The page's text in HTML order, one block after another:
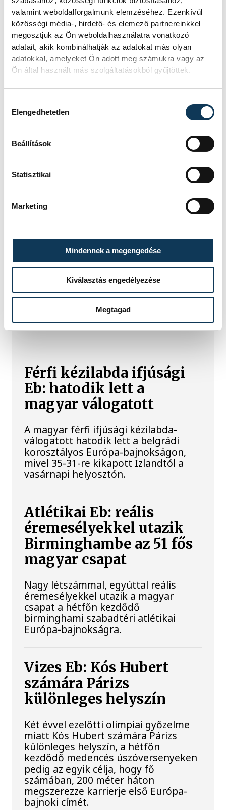
valamint weboldalforgalmunk elemzéséhez. Ezenkívül
közösségi média-, hirdető- és elemező partnereinkkel
megosztjuk az Ön weboldalhasználatra vonatkozó
adatait, akik kombinálhatják az adatokat más olyan
adatokkal, amelyeket Ön adott meg számukra vagy az
Ön által használt más szolgáltatásokból gyűjtöttek.
Elengedhetetlen
Beállítások
Statisztikai
Marketing
Mindennek a megengedése
Kiválasztás engedélyezése
Megtagad
Rá sem ismerünk Európára,
kontinensszerte rekordokat dönt a
hőség. Magyarország a legforróbb
országok közé került, miközben az
Egyesült Királyságban olyan száraz
volt példa.
hírt hoz a dunai Ínség-
hírnöke! Régen a felbukkanása egyet
jelentett az éhínséggel, ma pedig a
szárazságra hívja fel a figyelmet.
Elmeséljük a baljós kőtömb
történetét.
Férfi kézilabda ifjúsági
Eb: hatodik lett a
magyar válogatott
A magyar férfi ifjúsági kézilabda-
válogatott hatodik lett a belgrádi
korosztályos Európa-bajnokságon,
mivel 35-31-re kikapott Izlandtól a
vasárnapi helyosztón.
Atlétikai Eb: reális
éremesélyekkel utazik
Birminghambe az 51 fős
magyar csapat
Nagy létszámmal, egyúttal reális
éremesélyekkel utazik a magyar
csapat a hétfőn kezdődő
birminghami szabadtéri atlétikai
Európa-bajnokságra.
Vizes Eb: Kós Hubert
számára Párizs
különleges helyszín
Két évvel ezelőtti olimpiai győzelme
miatt Kós Hubert számára Párizs
különleges helyszín, a hétfőn
kezdődő medencés úszóversenyeken
pedig az egyik célja, hogy fő
számában, 200 méter háton
megszerezze karrierje első Európa-
bajnoki címét.